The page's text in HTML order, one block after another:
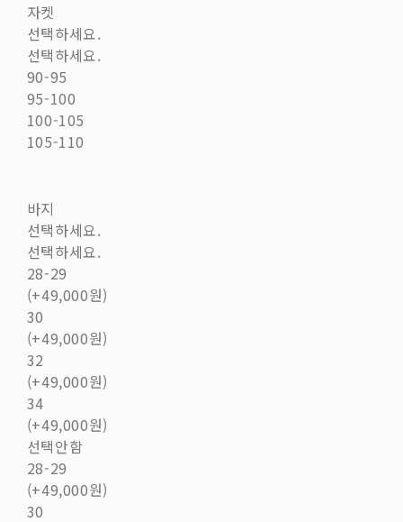
자켓
선택하세요.
선택하세요.
90-95
95-100
100-105
105-110
바지
선택하세요.
선택하세요.
28-29
(+49,000원)
30
(+49,000원)
32
(+49,000원)
34
(+49,000원)
선택안함
28-29
(+49,000원)
30